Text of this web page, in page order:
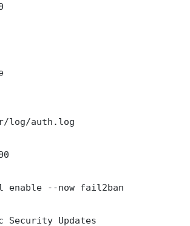
log/auth.log
enable --now fail2ban
Security Updates